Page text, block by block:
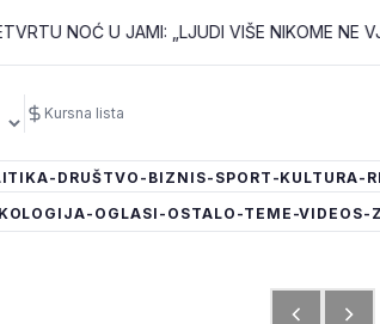
U JAMI: „LJUDI VIŠE NIKOME NE VJERUJU“
Kursna lista
-DRUŠTVO -BIZNIS-SPORT -KULTURA-
-OGLASI -OSTALO -TEME -VIDEOS-